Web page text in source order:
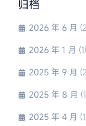
归档
2026 年 6 月
2026 年 1 月 (1)
2025 年 9 月
2025 年 8 月
2025 年 4 月